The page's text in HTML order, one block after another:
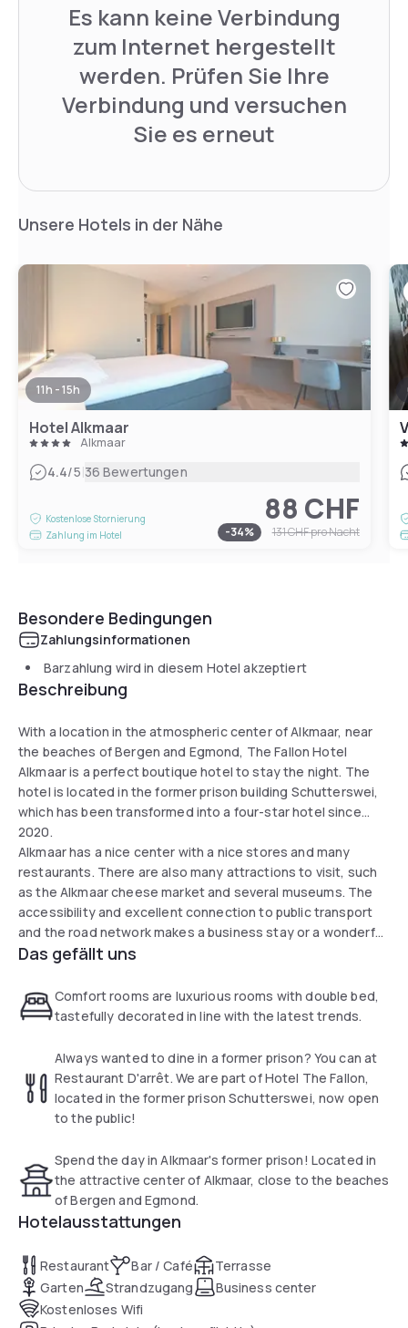
Es kann keine Verbindung
zum Internet hergestellt
werden. Prüfen Sie Ihre
Verbindung und versuchen
Sie es erneut
Unsere Hotels in der Nähe
11h - 15h
Hotel Alkmaar
Alkmaar
4.4/5|36 Bewertungen
Kostenlose Stornierung
Zahlung im Hotel
88 CHF
-34% 131 CHFpro Nacht
Besondere Bedingungen
Zahlungsinformationen
Barzahlung wird in diesem Hotel akzeptiert
Beschreibung
With a location in the atmospheric center of Alkmaar, near
the beaches of Bergen and Egmond, The Fallon Hotel
Alkmaar is a perfect boutique hotel to stay the night. The
hotel is located in the former prison building Schutterswei,
which has been transformed into a four-star hotel since
2020.
Alkmaar has a nice center with a nice stores and many
restaurants. There are also many attractions to visit, such
as the Alkmaar cheese market and several museums. The
accessibility and excellent connection to public transport
and the road network makes a business stay or a wonderful
weekend away very pleasant. With facilities such as a
rental option, The Fallon Hotel Alkmaar guarantees a
relaxing stay. The hotel features fantastic cuisine. In
Book an unforgettable experience behind bars here.
Das gefällt uns
Comfort rooms are luxurious rooms with double bed,
tastefully decorated in line with the latest trends.
Always wanted to dine in a former prison? You can at
Restaurant D'arrêt. We are part of Hotel The Fallon,
located in the former prison Schutterswei, now open
to the public!
Spend the day in Alkmaar's former prison! Located in
the attractive center of Alkmaar, close to the beaches
of Bergen and Egmond.
Hotelausstattungen
Restaurant Bar / Café
Terrasse
Garten
Strandzugang
Business center
Kostenloses Wifi